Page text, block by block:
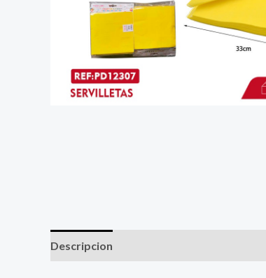
Descripcion